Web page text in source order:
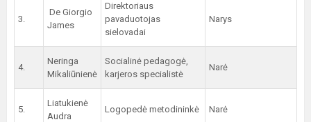
3.
De Giorgio
James
Direktoriaus
pavaduotojas
sielovadai
Narys
4.
Neringa
Mikaliūnienė
Socialinė pedagogė,
karjeros specialistė
Narė
5.
Liatukienė
Audra
Logopedė metodininkė Narė